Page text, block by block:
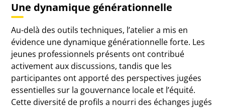
Une dynamique générationnelle
Au-delà des outils techniques, l’atelier a mis en
évidence une dynamique générationnelle forte. Les
jeunes professionnels présents ont contribué
activement aux discussions, tandis que les
participantes ont apporté des perspectives jugées
essentielles sur la gouvernance locale et l’équité.
Cette diversité de profils a nourri des échanges jugés